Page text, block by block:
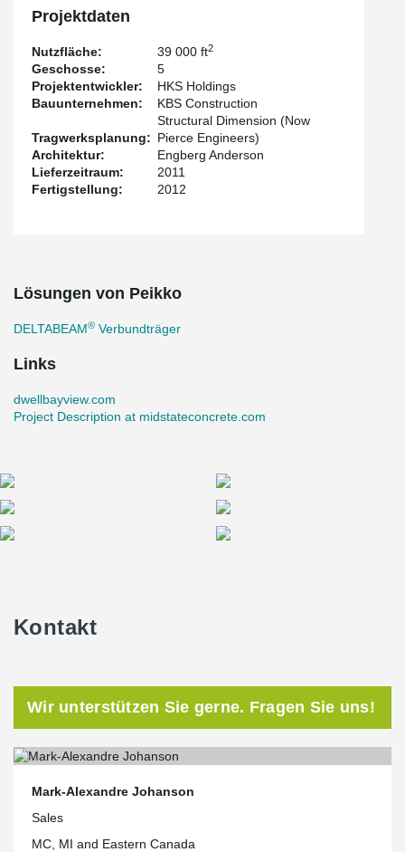
Projektdaten
Nutzfläche: 39 000 ft2
Geschosse:
5
Projektentwickler:
HKS Holdings
Bauunternehmen:
KBS Construction
Tragwerksplanung:
Structural Dimension (Now
Pierce Engineers)
Architektur:
Engberg Anderson
Lieferzeitraum:
2011
Fertigstellung:
2012
Lösungen von Peikko
DELTABEAM® Verbundträger
Links
dwellbayview.com
Project Description at midstateconcrete.com
Kontakt
Wir unterstützen Sie gerne. Fragen Sie uns!
Mark-Alexandre Johanson
Sales
MC, MI and Eastern Canada